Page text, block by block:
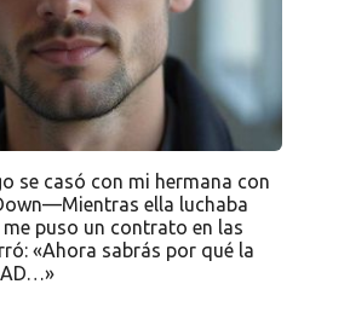
se casó con mi hermana con
ella luchaba
puso un contrato en las
«Ahora sabrás por qué la